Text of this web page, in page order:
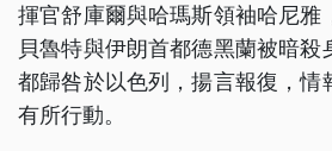
揮官舒庫爾與哈瑪斯領袖哈尼雅
貝魯特與伊朗首都德黑蘭被暗殺
都歸咎於以色列，揚言報復，情
有所行動。